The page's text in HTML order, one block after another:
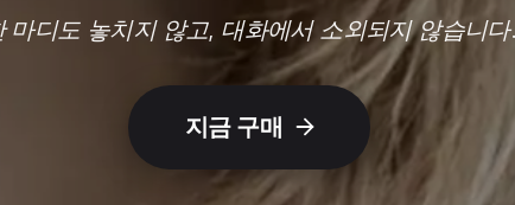
마디도 놓치지 않고, 대화에서 소외되지 않습니다
지금 구매